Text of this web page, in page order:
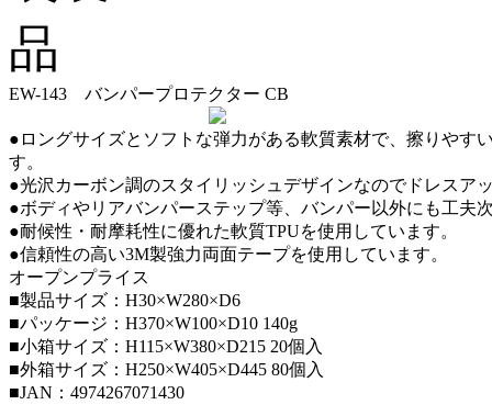
EW-143 バンパープロテクター CB
●ロングサイズとソフトな弾力がある軟質素材で、擦りやす
す。
●光沢カーボン調のスタイリッシュデザインなのでドレスア
●ボディやリアバンパーステップ等、バンパー以外にも工夫
●耐候性・耐摩耗性に優れた軟質TPUを使用しています。
●信頼性の高い3M製強力両面テープを使用しています。
オープンプライス
■製品サイズ：H30×W280×D6
■パッケージ：H370×W100×D10 140g
■⼩箱サイズ：H115×W380×D215 20個⼊
■外箱サイズ：H250×W405×D445 80個⼊
■JAN：4974267071430